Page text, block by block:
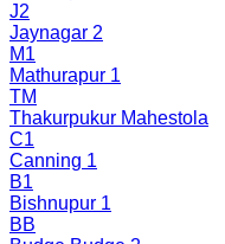
J2
Jaynagar 2
M1
Mathurapur 1
TM
Thakurpukur Mahestola
C1
Canning 1
B1
Bishnupur 1
BB